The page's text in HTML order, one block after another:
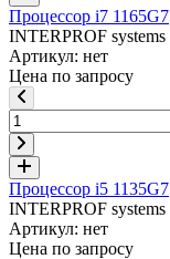
Процессор i7 1165G7
INTERPROF systems
Артикул: нет
Цена по запросу
Процессор i5 1135G7
INTERPROF systems
Артикул: нет
Цена по запросу